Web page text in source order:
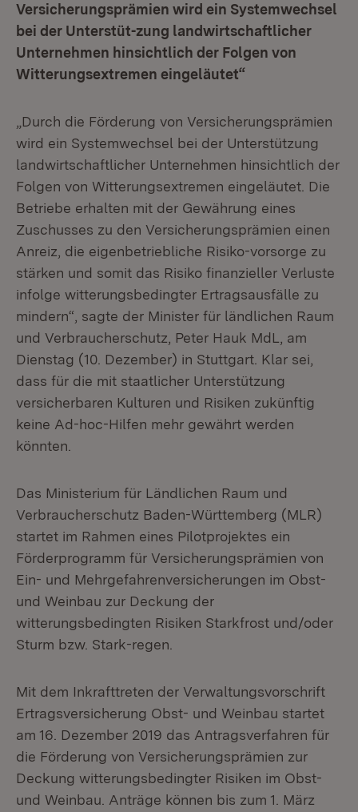
Versicherungsprämien wird ein Systemwechsel
bei der Unterstüt-zung landwirtschaftlicher
Unternehmen hinsichtlich der Folgen von
Witterungsextremen eingeläutet“
„Durch die Förderung von Versicherungsprämien
wird ein Systemwechsel bei der Unterstützung
landwirtschaftlicher Unternehmen hinsichtlich der
Folgen von Witterungsextremen eingeläutet. Die
Betriebe erhalten mit der Gewährung eines
Zuschusses zu den Versicherungsprämien einen
Anreiz, die eigenbetriebliche Risiko-vorsorge zu
stärken und somit das Risiko finanzieller Verluste
infolge witterungsbedingter Ertragsausfälle zu
mindern“, sagte der Minister für ländlichen Raum
und Verbraucherschutz, Peter Hauk MdL, am
Dienstag (10. Dezember) in Stuttgart. Klar sei,
dass für die mit staatlicher Unterstützung
versicherbaren Kulturen und Risiken zukünftig
keine Ad-hoc-Hilfen mehr gewährt werden
könnten.
Das Ministerium für Ländlichen Raum und
Verbraucherschutz Baden-Württemberg (MLR)
startet im Rahmen eines Pilotprojektes ein
Förderprogramm für Versicherungsprämien von
Ein- und Mehrgefahrenversicherungen im Obst-
und Weinbau zur Deckung der
witterungsbedingten Risiken Starkfrost und/oder
Sturm bzw. Stark-regen.
Mit dem Inkrafttreten der Verwaltungsvorschrift
Ertragsversicherung Obst- und Weinbau startet
am 16. Dezember 2019 das Antragsverfahren für
die Förderung von Versicherungsprämien zur
Deckung witterungsbedingter Risiken im Obst-
und Weinbau. Anträge können bis zum 1. März